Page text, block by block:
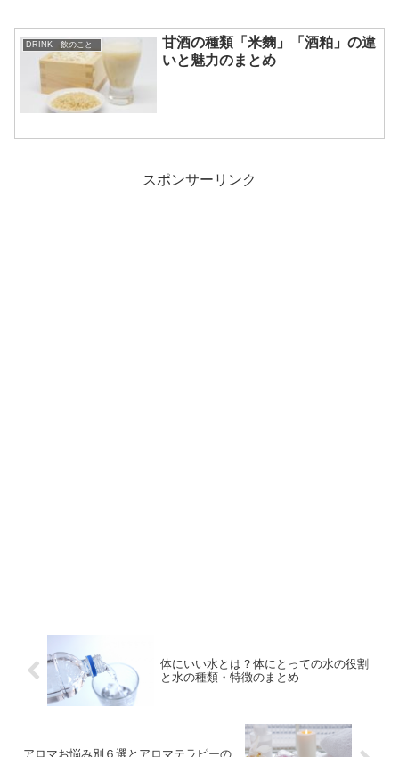
DRINK - 飲のこと -
甘酒の種類「米麴」「酒粕」の違
いと魅力のまとめ
スポンサーリンク
体にいい水とは？体にとっての水の役割
と水の種類・特徴のまとめ
アロマお悩み別６選とアロマテラピーの